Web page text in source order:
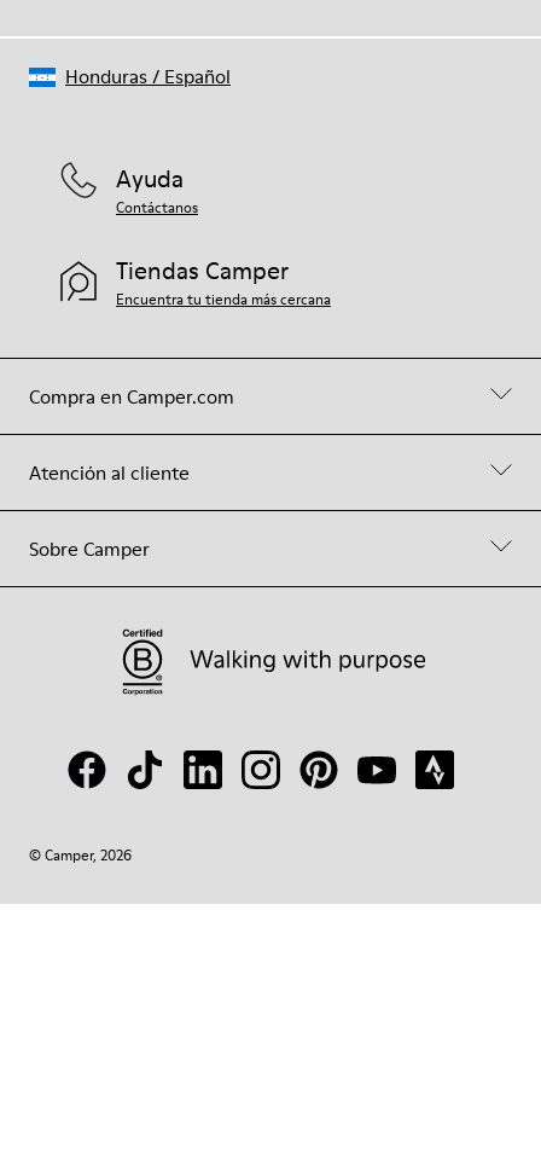
Compra en Camper.com
Atención al cliente
Sobre Camper
Ayuda
Contáctanos
Tiendas Camper
Encuentra tu tienda más cercana
© Camper, 2026
Honduras/ Español